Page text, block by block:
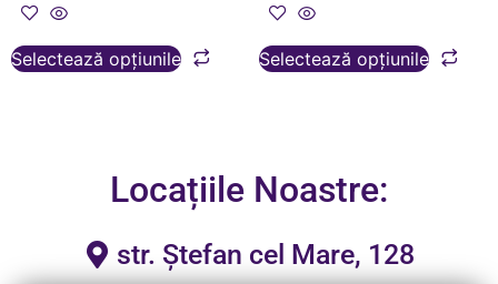
Selectează opțiunile Selectează opțiunile
Locațiile Noastre:
str. Ștefan cel Mare, 128